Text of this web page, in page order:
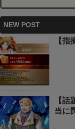
NEW POST
【
【
当に